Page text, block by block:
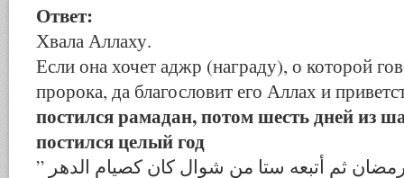
Ответ:
Хвала Аллаху.
Если она хочет аджр (награду), о которой
пророка, да благословит его Аллах и
постился рамадан, потом шесть дней из
постился целый год
” من صام رمضان ثم أتبعه ستا من شوال كان كصيام الدهر (хадис